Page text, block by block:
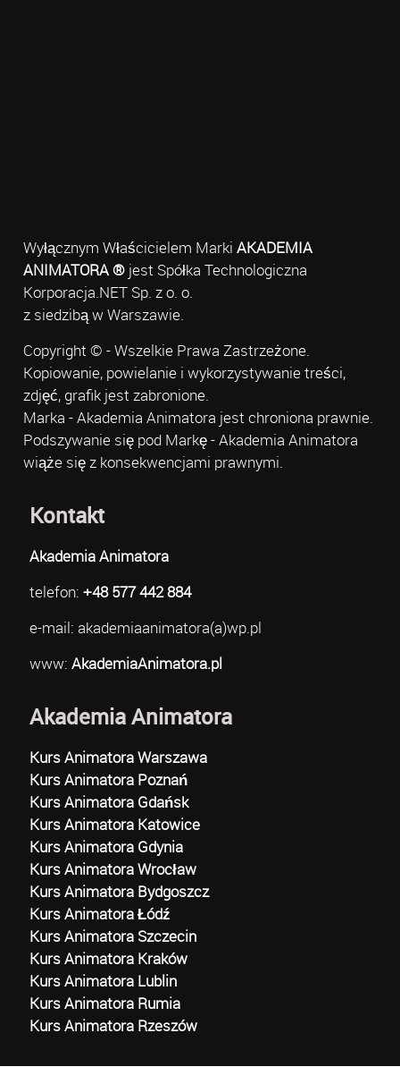
Wyłącznym Właścicielem Marki AKADEMIA
ANIMATORA ®jest Spółka Technologiczna
Korporacja.NET Sp. z o. o.
z siedzibą w Warszawie.
Copyright © - Wszelkie Prawa Zastrzeżone.
Kopiowanie, powielanie i wykorzystywanie treści,
zdjęć, grafik jest zabronione.
Marka - Akademia Animatora jest chroniona prawnie.
Podszywanie się pod Markę - Akademia Animatora
wiąże się z konsekwencjami prawnymi.
Kontakt
Akademia Animatora
telefon: +48 577 442 884
e-mail: akademiaanimatora(a)wp.pl
www: AkademiaAnimatora.pl
Akademia Animatora
Kurs Animatora Warszawa
Kurs Animatora Poznań
Kurs Animatora Gdańsk
Kurs Animatora Katowice
Kurs Animatora Gdynia
Kurs Animatora Wrocław
Kurs Animatora Bydgoszcz
Kurs Animatora Łódź
Kurs Animatora Szczecin
Kurs Animatora Kraków
Kurs Animatora Lublin
Kurs Animatora Rumia
Kurs Animatora Rzeszów